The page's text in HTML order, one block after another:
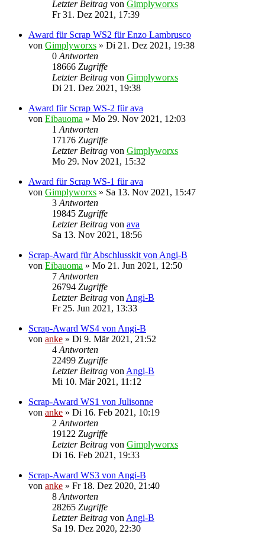
Letzter Beitrag von Gimplyworxs
Fr 31. Dez 2021, 17:39
Award für Scrap WS2 für Enzo Lambrusco
von Gimplyworxs » Di 21. Dez 2021, 19:38
0 Antworten
18666 Zugriffe
Letzter Beitrag von Gimplyworxs
Di 21. Dez 2021, 19:38
Award für Scrap WS-2 für ava
von Eibauoma » Mo 29. Nov 2021, 12:03
1 Antworten
17176 Zugriffe
Letzter Beitrag von Gimplyworxs
Mo 29. Nov 2021, 15:32
Award für Scrap WS-1 für ava
von Gimplyworxs » Sa 13. Nov 2021, 15:47
3 Antworten
19845 Zugriffe
Letzter Beitrag von ava
Sa 13. Nov 2021, 18:56
Scrap-Award für Abschlusskit von Angi-B
von Eibauoma » Mo 21. Jun 2021, 12:50
7 Antworten
26794 Zugriffe
Letzter Beitrag von Angi-B
Fr 25. Jun 2021, 13:33
Scrap-Award WS4 von Angi-B
von anke » Di 9. Mär 2021, 21:52
4 Antworten
22499 Zugriffe
Letzter Beitrag von Angi-B
Mi 10. Mär 2021, 11:12
Scrap-Award WS1 von Julisonne
von anke » Di 16. Feb 2021, 10:19
2 Antworten
19122 Zugriffe
Letzter Beitrag von Gimplyworxs
Di 16. Feb 2021, 19:33
Scrap-Award WS3 von Angi-B
von anke » Fr 18. Dez 2020, 21:40
8 Antworten
28265 Zugriffe
Letzter Beitrag von Angi-B
Sa 19. Dez 2020, 22:30